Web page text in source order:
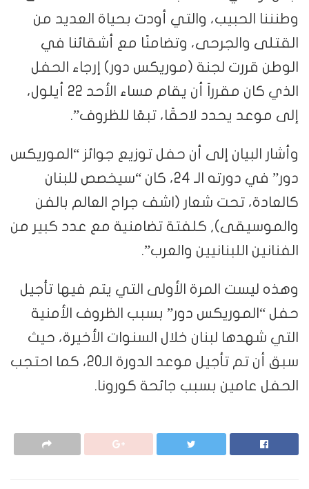
وطنننا الحبيب، والتي أودت بحياة العديد من
القتلى والجرحى، وتضامنًا مع أشقائنا في
الوطن قررت لجنة (موريكس دور) إرجاء الحفل
الذي كان مقرراً أن يقام مساء الأحد 22 أيلول،
إلى موعد يحدد لاحقًا، تبعًا للظروف”.
وأشار البيان إلى أن حفل توزيع جوائز “الموريكس
دور” في دورته الـ 24، كان “سيخصص للبنان
كالعادة، تحت شعار (اشف جراح العالم بالفن
والموسيقى), كلفتة تضامنية مع عدد كبير من
الفنانين اللبنانيين والعرب”.
وهذه ليست المرة الأولى التي يتم فيها تأجيل
حفل “الموريكس دور” بسبب الظروف الأمنية
التي شهدها لبنان خلال السنوات الأخيرة، حيث
سبق أن تم تأجيل موعد الدورة الـ20، كما احتجب
الحفل عامين بسبب جائحة كورونا.